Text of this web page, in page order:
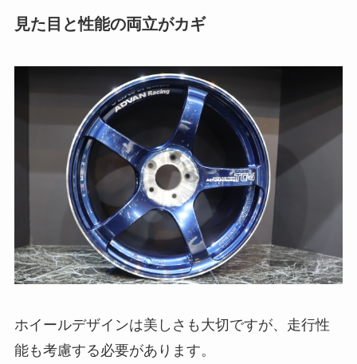
見た目と性能の両立がカギ
ホイールデザインは美しさも大切ですが、走行性
能も考慮する必要があります。